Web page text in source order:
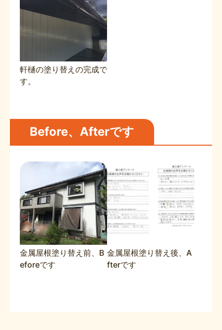
軒樋の塗り替えの完成で
す。
Before、Afterです
金属屋根塗り替え前、B
eforeです
金属屋根塗り替え後、A
fterです